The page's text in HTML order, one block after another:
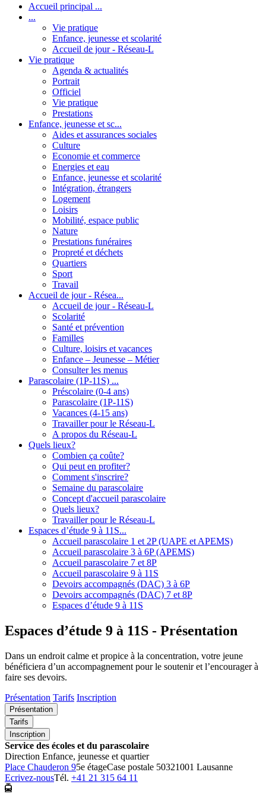
Accueil principal ...
...
Vie pratique
Enfance, jeunesse et scolarité
Accueil de jour - Réseau-L
Vie pratique
Agenda & actualités
Portrait
Officiel
Vie pratique
Prestations
Enfance, jeunesse et sc...
Aides et assurances sociales
Culture
Economie et commerce
Energies et eau
Enfance, jeunesse et scolarité
Intégration, étrangers
Logement
Loisirs
Mobilité, espace public
Nature
Prestations funéraires
Propreté et déchets
Quartiers
Sport
Travail
Accueil de jour - Résea...
Accueil de jour - Réseau-L
Scolarité
Santé et prévention
Familles
Culture, loisirs et vacances
Enfance – Jeunesse – Métier
Consulter les menus
Parascolaire (1P-11S) ...
Préscolaire (0-4 ans)
Parascolaire (1P-11S)
Vacances (4-15 ans)
Travailler pour le Réseau-L
A propos du Réseau-L
Quels lieux?
Combien ça coûte?
Qui peut en profiter?
Comment s'inscrire?
Semaine du parascolaire
Concept d'accueil parascolaire
Quels lieux?
Travailler pour le Réseau-L
Espaces d’étude 9 à 11S...
Accueil parascolaire 1 et 2P (UAPE et APEMS)
Accueil parascolaire 3 à 6P (APEMS)
Accueil parascolaire 7 et 8P
Accueil parascolaire 9 à 11S
Devoirs accompagnés (DAC) 3 à 6P
Devoirs accompagnés (DAC) 7 et 8P
Espaces d’étude 9 à 11S
Espaces d’étude 9 à 11S - Présentation
Dans un endroit calme et propice à la concentration, votre jeune
bénéficiera d’un accompagnement pour le soutenir et l’encourager à
faire ses devoirs.
Présentation Tarifs Inscription
Présentation
Tarifs
Inscription
Service des écoles et du parascolaire
Direction Enfance, jeunesse et quartier
Place Chauderon 95e étageCase postale 50321001 Lausanne
Ecrivez-nousTél. +41 21 315 64 11